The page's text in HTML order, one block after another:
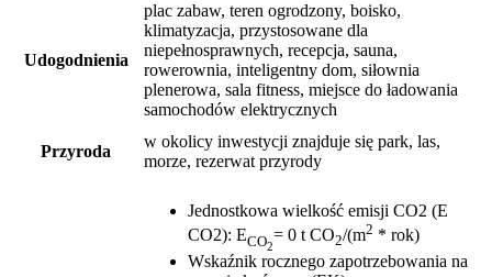
Udogodnienia
plac zabaw, teren ogrodzony, boisko,
klimatyzacja, przystosowane dla
niepełnosprawnych, recepcja, sauna,
rowerownia, inteligentny dom, siłownia
plenerowa, sala fitness, miejsce do ładowania
samochodów elektrycznych
Przyroda
w okolicy inwestycji znajduje się park, las,
morze, rezerwat przyrody
Jednostkowa wielkość emisji CO2 (E
CO2): ECO2
= 0 t CO2/(m2 * rok)
Wskaźnik rocznego zapotrzebowania na